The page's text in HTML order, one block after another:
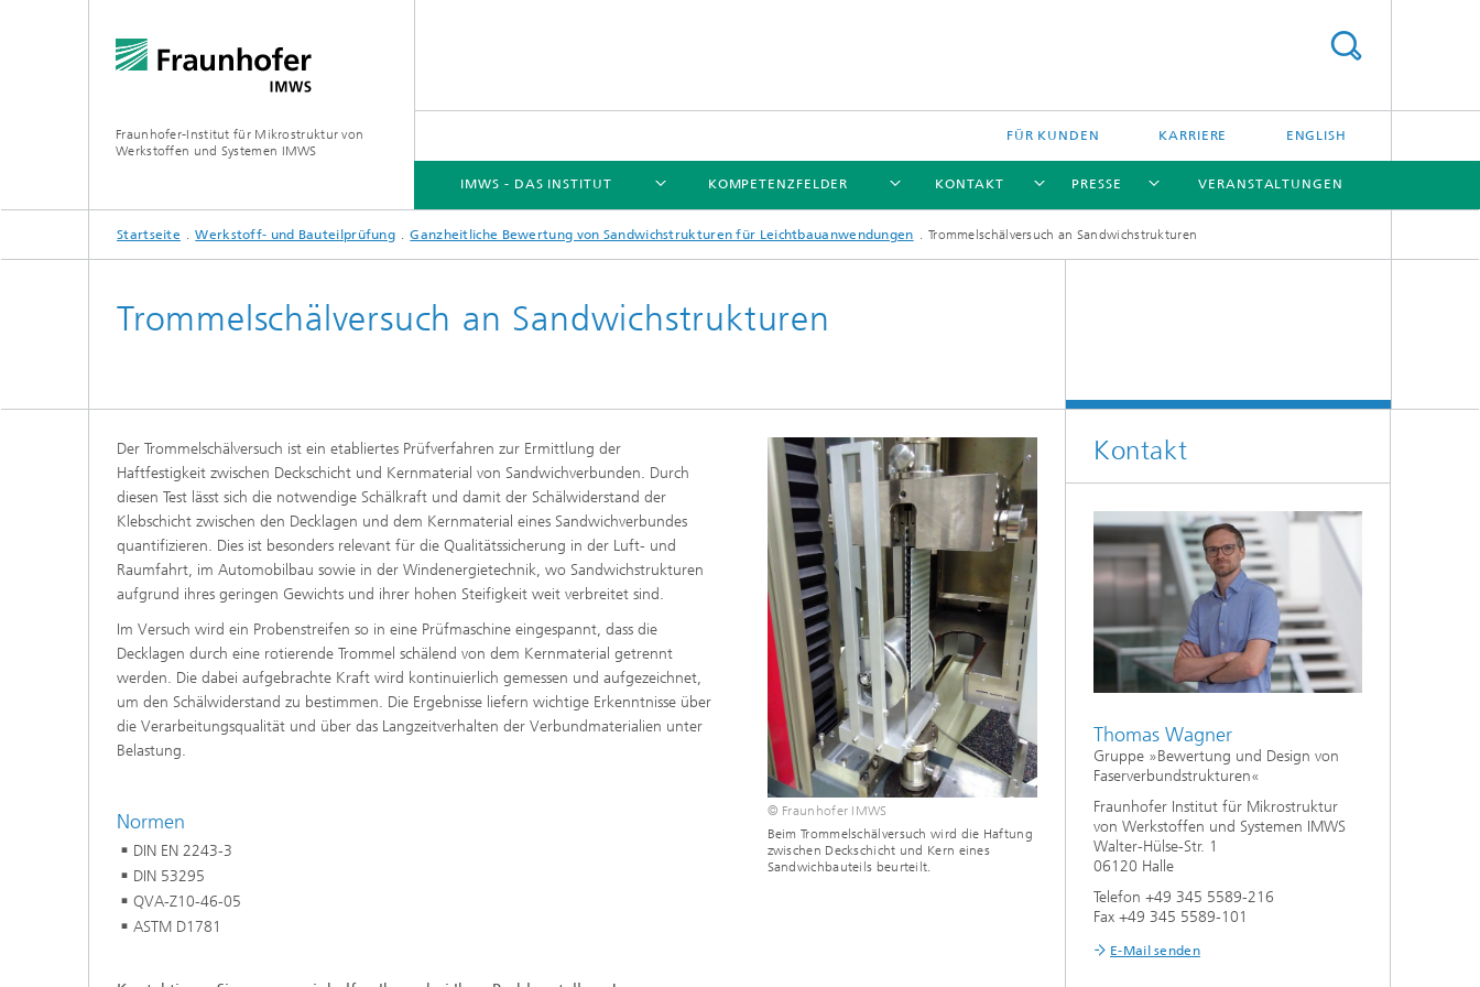
Fraunhofer-Institut für Mikrostruktur von
Werkstoffen und Systemen IMWS
FÜR KUNDEN KARRIERE ENGLISH
IMWS - DAS INSTITUT
IMWS - DAS INSTITUT
KOMPETENZFELDER
KOMPETENZFELDER
Forschungsthemen
Aktuelle Forschung
Forschungsthemen
KONTAKT
KONTAKT
PRESSE
PRESSE
VERANSTALTUNGEN
Startseite Werkstoff- und Bauteilprüfung Ganzheitliche Bewertung von Sandwichstrukturen für Leichtbauanwendungen Trommelschälversuch an Sandwichstrukturen
Trommelschälversuch an Sandwichstrukturen
Der Trommelschälversuch ist ein etabliertes Prüfverfahren zur Ermittlung der
Haftfestigkeit zwischen Deckschicht und Kernmaterial von Sandwichverbunden. Durch
diesen Test lässt sich die notwendige Schälkraft und damit der Schälwiderstand der
Klebschicht zwischen den Decklagen und dem Kernmaterial eines Sandwichverbundes
quantifizieren. Dies ist besonders relevant für die Qualitätssicherung in der Luft- und
Raumfahrt, im Automobilbau sowie in der Windenergietechnik, wo Sandwichstrukturen
aufgrund ihres geringen Gewichts und ihrer hohen Steifigkeit weit verbreitet sind.
Im Versuch wird ein Probenstreifen so in eine Prüfmaschine eingespannt, dass die
Decklagen durch eine rotierende Trommel schälend von dem Kernmaterial getrennt
werden. Die dabei aufgebrachte Kraft wird kontinuierlich gemessen und aufgezeichnet,
um den Schälwiderstand zu bestimmen. Die Ergebnisse liefern wichtige Erkenntnisse über
die Verarbeitungsqualität und über das Langzeitverhalten der Verbundmaterialien unter
Belastung.
Normen
DIN EN 2243-3
DIN 53295
QVA-Z10-46-05
ASTM D1781
© Fraunhofer IMWS
Beim Trommelschälversuch wird die Haftung
zwischen Deckschicht und Kern eines
Sandwichbauteils beurteilt.
Kontakt
Thomas Wagner
Gruppe »Bewertung und Design von
Faserverbundstrukturen«
Fraunhofer Institut für Mikrostruktur
von Werkstoffen und Systemen IMWS
Walter-Hülse-Str. 1
06120 Halle
Telefon +49 345 5589-216
Fax +49 345 5589-101
E-Mail senden